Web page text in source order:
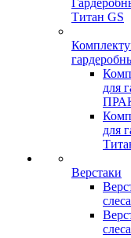
Титан GS
для
для
Верстаки